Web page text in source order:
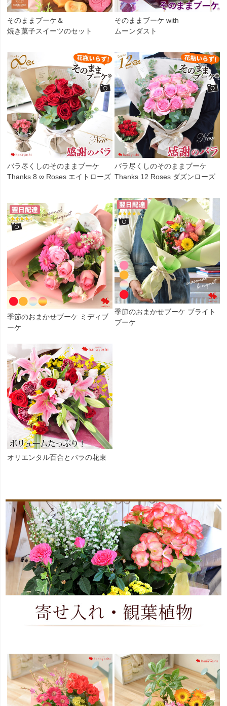
そのままブーケ＆
焼き菓子スイーツのセット
そのままブーケ with
ムーンダスト
バラ尽くしのそのままブーケ
Thanks 8 ∞ Roses エイトローズ
バラ尽くしのそのままブーケ
Thanks 12 Roses ダズンローズ
季節のおまかせブーケ ミディブ
ーケ
季節のおまかせブーケ ブライト
ブーケ
オリエンタル百合とバラの花束